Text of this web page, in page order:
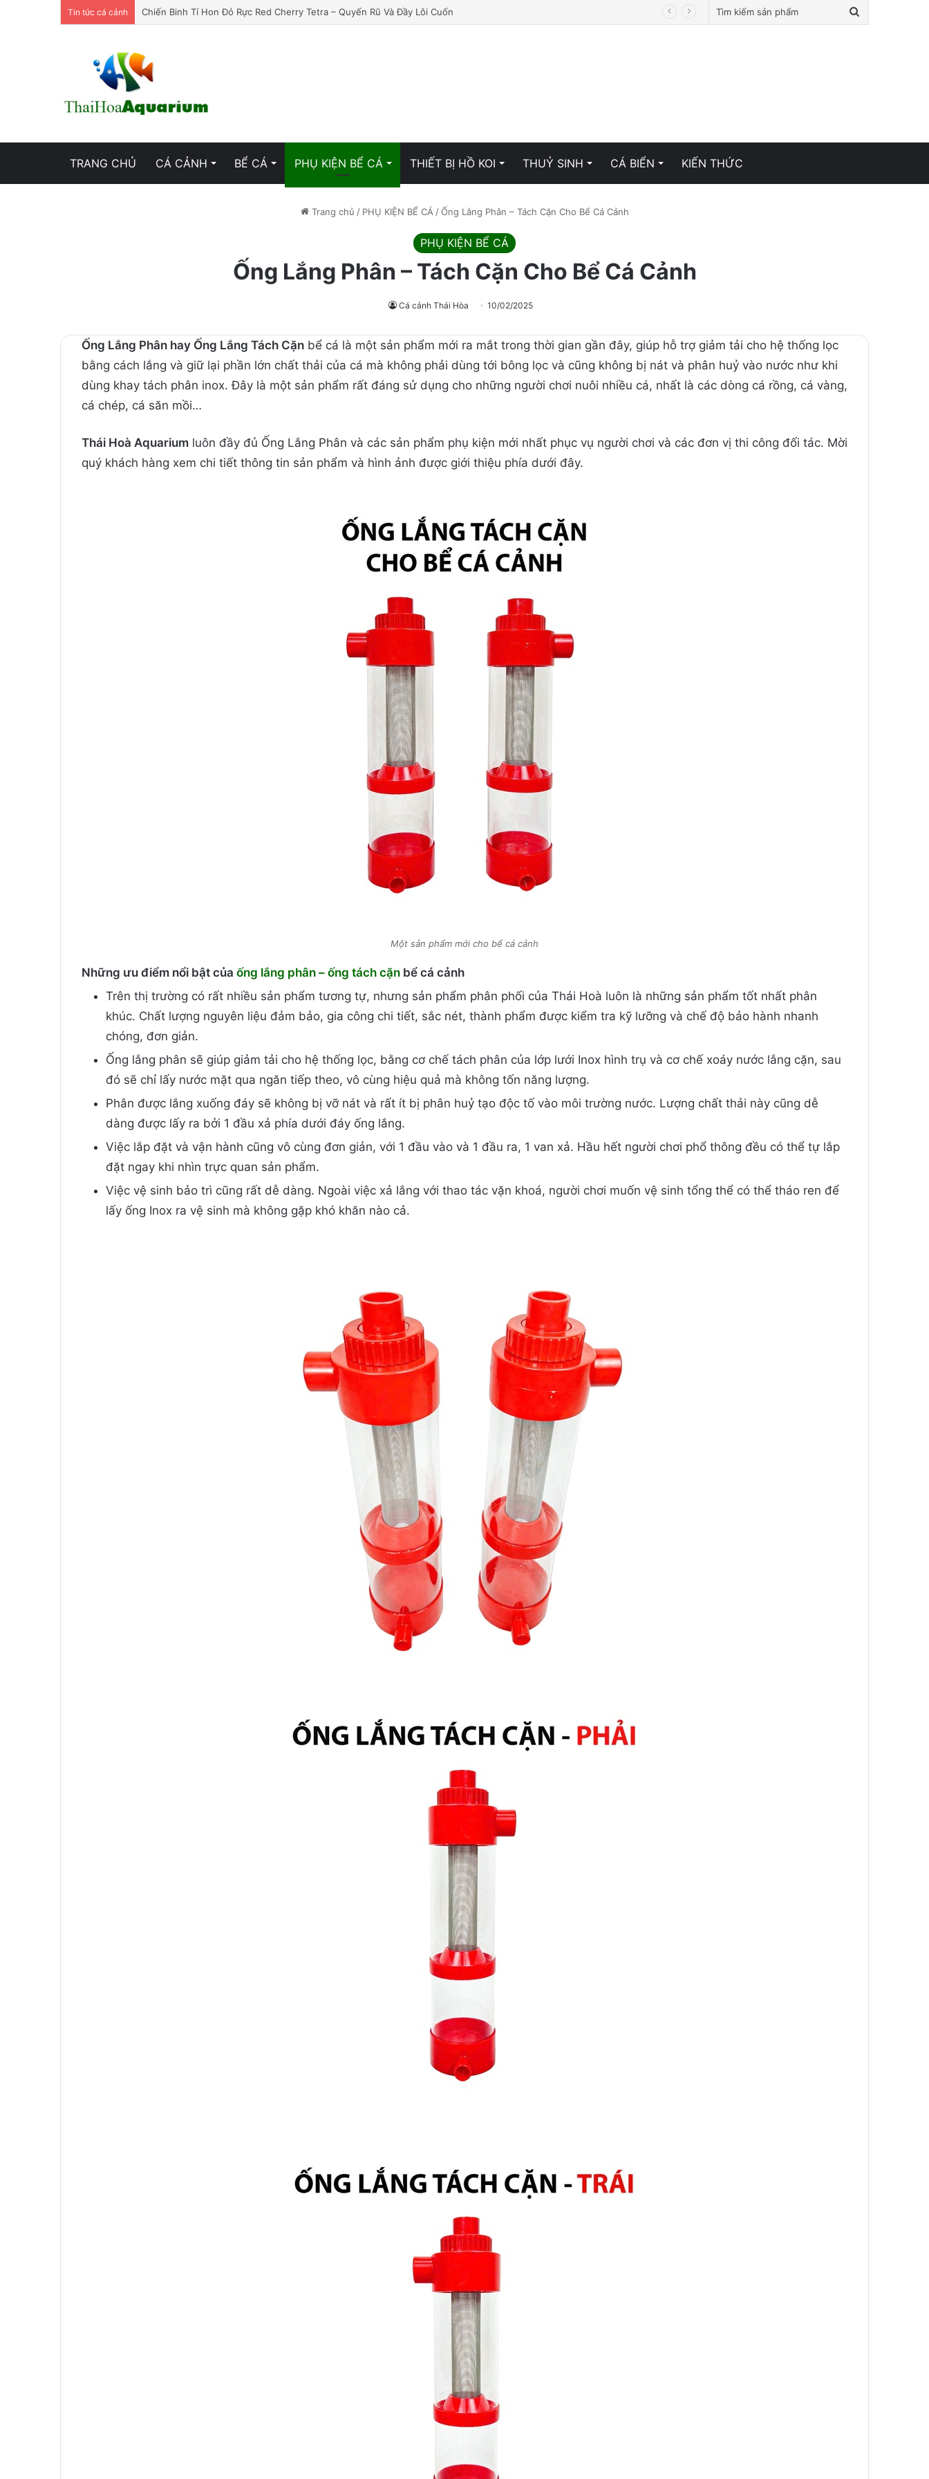
Tin tức cá cảnh Chiến Binh Tí Hon Đỏ Rực Red Cherry Tetra – Quyến Rũ Và Đầy Lôi Cuốn
TRANG CHỦ CÁ CẢNH BỂ CÁ PHỤ KIỆN BỂ CÁ THIẾT BỊ HỒ KOI THUỶ SINH CÁ BIỂN KIẾN THỨC
Trang chủ / PHỤ KIỆN BỂ CÁ / Ống Lắng Phân – Tách Cặn Cho Bể Cá Cảnh
PHỤ KIỆN BỂ CÁ
Ống Lắng Phân – Tách Cặn Cho Bể Cá Cảnh
Cá cảnh Thái Hòa 10/02/2025
Ống Lắng Phân hay Ống Lắng Tách Cặn bể cá là một sản phẩm mới ra mắt trong thời gian gần đây, giúp hỗ trợ giảm tải cho hệ thống lọc
bằng cách lắng và giữ lại phần lớn chất thải của cá mà không phải dùng tới bông lọc và cũng không bị nát và phân huỷ vào nước như khi
dùng khay tách phân inox. Đây là một sản phẩm rất đáng sử dụng cho những người chơi nuôi nhiều cá, nhất là các dòng cá rồng, cá vàng,
cá chép, cá săn mồi…
Thái Hoà Aquarium luôn đầy đủ Ống Lắng Phân và các sản phẩm phụ kiện mới nhất phục vụ người chơi và các đơn vị thi công đối tác. Mời
quý khách hàng xem chi tiết thông tin sản phẩm và hình ảnh được giới thiệu phía dưới đây.
Một sản phẩm mới cho bể cá cảnh
Những ưu điểm nổi bật của ống lắng phân – ống tách cặn bể cá cảnh
Trên thị trường có rất nhiều sản phẩm tương tự, nhưng sản phẩm phân phối của Thái Hoà luôn là những sản phẩm tốt nhất phân
khúc. Chất lượng nguyên liệu đảm bảo, gia công chi tiết, sắc nét, thành phẩm được kiểm tra kỹ lưỡng và chế độ bảo hành nhanh
chóng, đơn giản.
Ống lắng phân sẽ giúp giảm tải cho hệ thống lọc, bằng cơ chế tách phân của lớp lưới Inox hình trụ và cơ chế xoáy nước lắng cặn, sau
đó sẽ chỉ lấy nước mặt qua ngăn tiếp theo, vô cùng hiệu quả mà không tốn năng lượng.
Phân được lắng xuống đáy sẽ không bị vỡ nát và rất ít bị phân huỷ tạo độc tố vào môi trường nước. Lượng chất thải này cũng dễ
dàng được lấy ra bởi 1 đầu xả phía dưới đáy ống lắng.
Việc lắp đặt và vận hành cũng vô cùng đơn giản, với 1 đầu vào và 1 đầu ra, 1 van xả. Hầu hết người chơi phổ thông đều có thể tự lắp
đặt ngay khi nhìn trực quan sản phẩm.
Việc vệ sinh bảo trì cũng rất dễ dàng. Ngoài việc xả lắng với thao tác vặn khoá, người chơi muốn vệ sinh tổng thể có thể tháo ren để
lấy ống Inox ra vệ sinh mà không gặp khó khăn nào cả.